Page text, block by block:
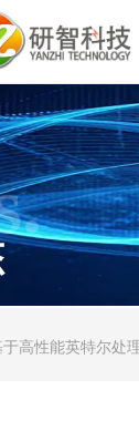
高性能英特尔处